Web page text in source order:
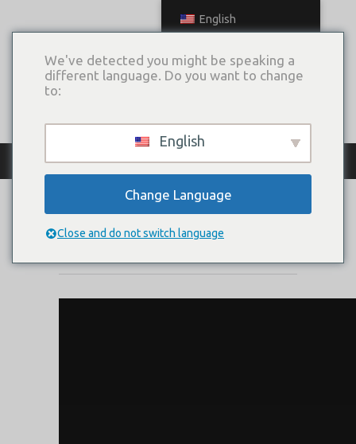
КАТАЛОГ ПЛАТЬЕВ
ЛАЗУРЬ
English
We've detected you might be speaking a
different language. Do you want to change
to:
English
Change Language
Close and do not switch language